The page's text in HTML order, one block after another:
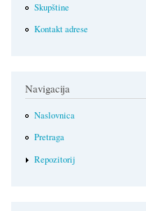
Skupštine
Kontakt adrese
Navigacija
Naslovnica
Pretraga
Repozitorij